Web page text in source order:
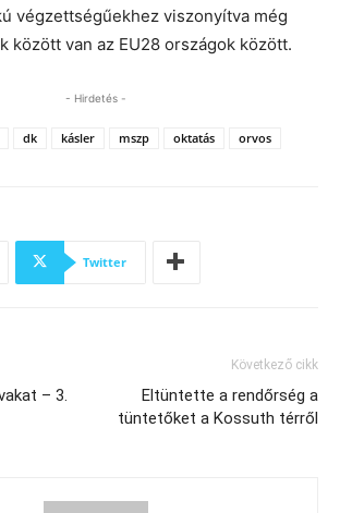
végzettségűekhez viszonyítva még
között van az EU28 országok között.
- Hirdetés -
dk kásler mszp oktatás orvos
Twitter
– 3.
Következő cikk
Eltüntette a rendőrség a
tüntetőket a Kossuth térről